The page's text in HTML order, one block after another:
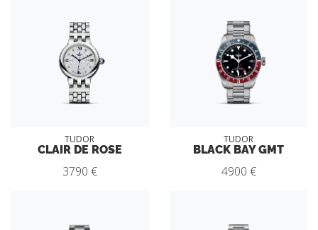
TUDOR
CLAIR DE ROSE
3790 €
TUDOR
BLACK BAY GMT
4900 €